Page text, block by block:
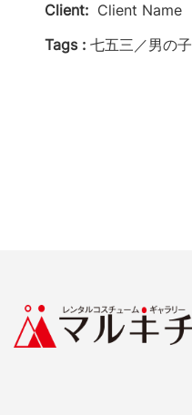
Client: Client Name
Tags : 七五三／男の子